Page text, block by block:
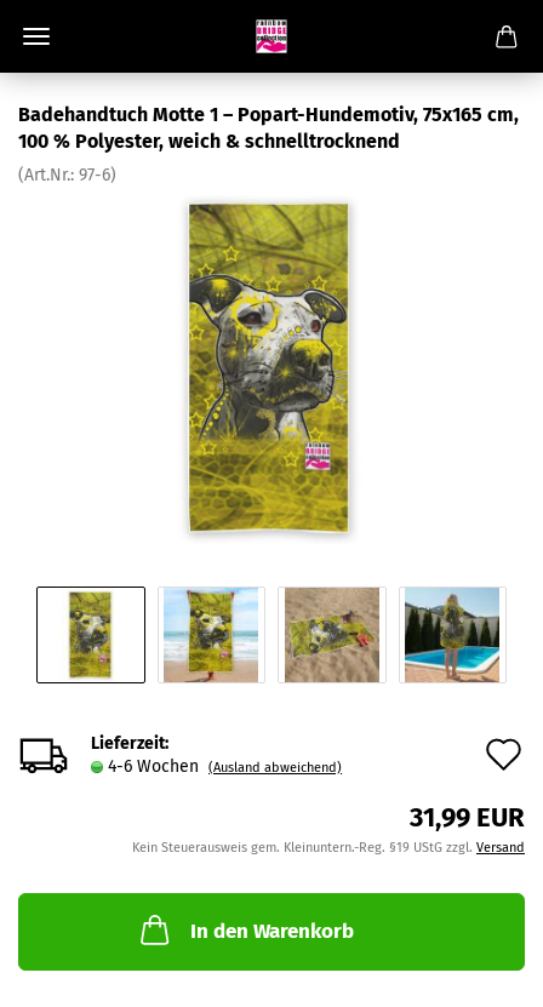
Badehandtuch Motte 1 – Popart-Hundemotiv, 75x165 cm,
100 % Polyester, weich & schnelltrocknend
(Art.Nr.: 97-6)
Lieferzeit:
4-6 Wochen
(Ausland abweichend)
31,99 EUR
Kein Steuerausweis gem. Kleinuntern.-Reg. §19 UStG zzgl. Versand
In den Warenkorb